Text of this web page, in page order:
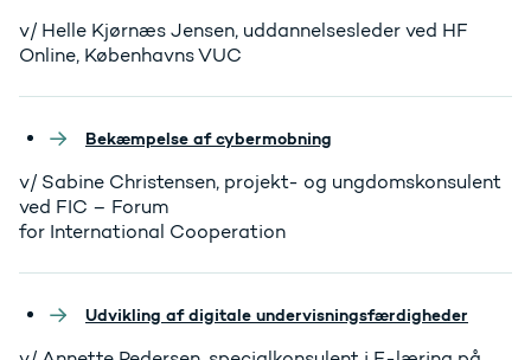
v/ Helle Kjørnæs Jensen, uddannelsesleder ved HF
Online, Københavns VUC
Bekæmpelse af cybermobning
v/ Sabine Christensen, projekt- og ungdomskonsulent
ved FIC – Forum
for International Cooperation
Udvikling af digitale undervisningsfærdigheder